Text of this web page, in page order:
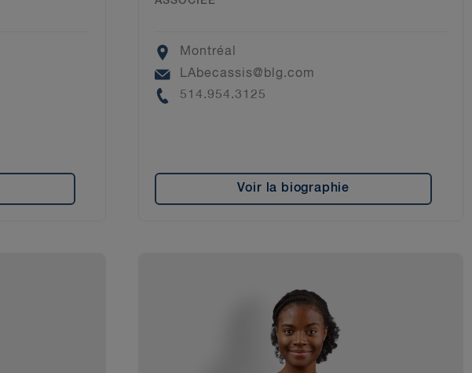
Location
Montréal
Email
LAbecassis@blg.com
Phone
514.954.3125
Voir la biographie